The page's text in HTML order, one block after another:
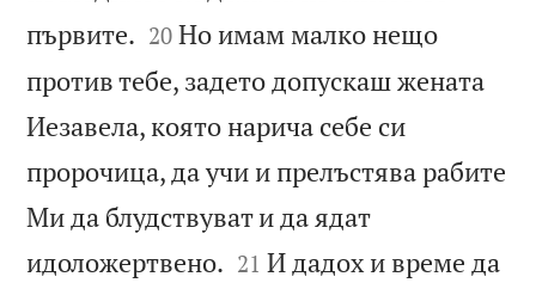
първите. 

20 Но имам малко нещо
против тебе, задето допускаш жената
Иезавела, която нарича себе си
пророчица, да учи и прелъстява рабите
Ми да блудствуват и да ядат
идоложертвено. 

21 И дадох и време да